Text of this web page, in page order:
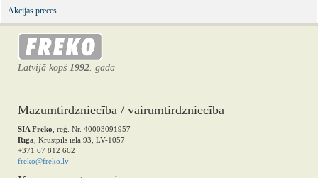
Akcijas preces
Latvijā kopš 1992. gada
Mazumtirdzniecība / vairumtirdzniecība
SIA Freko , reģ. Nr. 40003091957
Rīga , Krustpils iela 93, LV-1057
+371 67 812 662
freko@freko.lv